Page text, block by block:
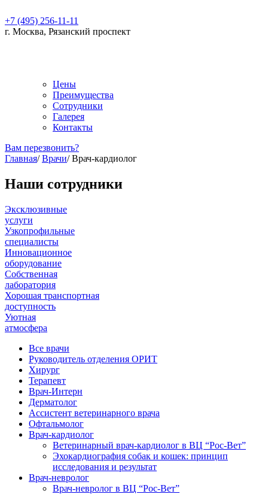
+7 (495) 256-11-11
г. Москва, Рязанский проспект
Цены
Преимущества
Сотрудники
Галерея
Контакты
Вам перезвонить?
Главная/ Врачи/ Врач-кардиолог
Наши сотрудники
Эксклюзивные
услуги
Узкопрофильные
специалисты
Инновационное
оборудование
Собственная
лаборатория
Хорошая транспортная
доступность
Уютная
атмосфера
Все врачи
Руководитель отделения ОРИТ
Хирург
Терапевт
Врач-Интерн
Дерматолог
Ассистент ветеринарного врача
Офтальмолог
Врач-кардиолог
Ветеринарный врач-кардиолог в ВЦ “Рос-Вет”
Эхокардиография собак и кошек: принцип
исследования и результат
Врач-невролог
Врач-невролог в ВЦ “Рос-Вет”